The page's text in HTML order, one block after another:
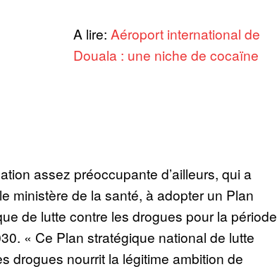
A lire: Aéroport international de
Douala : une niche de cocaïne
assez préoccupante d’ailleurs, qui a
ministère de la santé, à adopter un Plan
de lutte contre les drogues pour la période
« Ce Plan stratégique national de lutte
drogues nourrit la légitime ambition de